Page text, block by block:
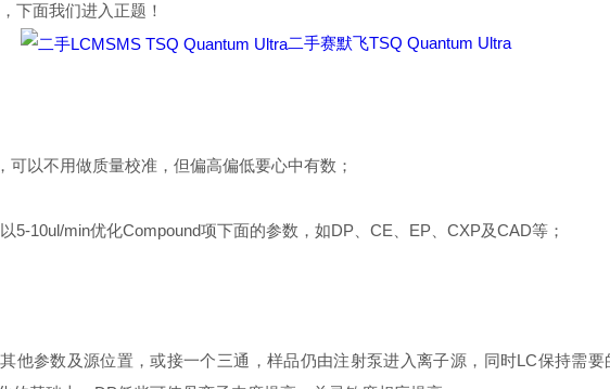
下面我们进入正题！
二手赛默飞TSQ Quantum Ultra
以不用做质量校准，但偏高偏低要心中有数；
5-10ul/min优化Compound项下面的参数，如DP、CE、EP、CXP及CAD等；
他参数及源位置，或接一个三通，样品仍由注射泵进入离子源，同时LC保持需